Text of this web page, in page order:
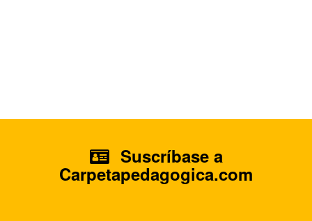
Suscríbase a
Carpetapedagogica.com